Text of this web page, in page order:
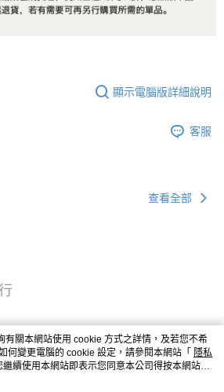
顯示電腦版詳細說明
客服
查看全部
有關本網站使用 cookie 方式之詳情，及若您不希
何變更電腦的 cookie 設定，請參閱本網站「 隱私
繼續使用本網站即表示您同意本公司得按本網站使
。